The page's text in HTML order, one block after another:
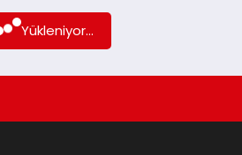
Yükleniyor...